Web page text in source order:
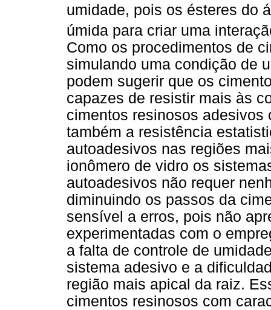
umidade, pois os ésteres do
úmida para criar uma
Como os procedimentos de
simulando uma condição de
podem sugerir que os
capazes de resistir mais às
cimentos resinosos
também a resistência
autoadesivos nas regiões
ionômero de vidro os
autoadesivos não requer
diminuindo os passos da
sensível a erros, pois não
experimentadas com o
a falta de controle de
sistema adesivo e a
região mais apical da raiz.
cimentos resinosos com